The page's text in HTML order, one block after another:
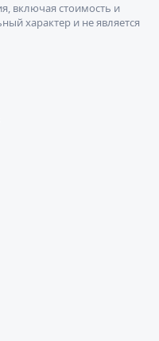
включая стоимость и
характер и не является